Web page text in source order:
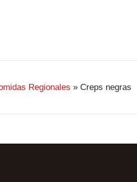
Regionales » Creps negras